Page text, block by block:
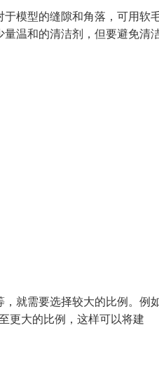
模型的缝隙和角落，可用软
温和的清洁剂，但要避免清
就需要选择较大的比例。例
更大的比例，这样可以将建